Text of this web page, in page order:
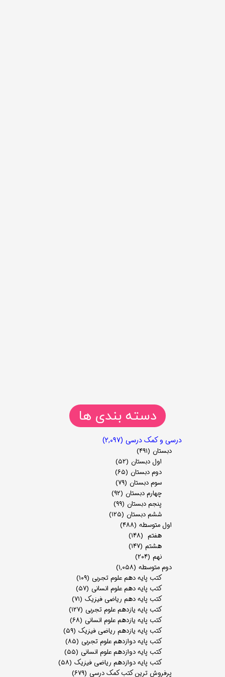
دسته بندی ها
درسی و کمک درسی (۲,۰۹۷)
دبستان (۴۹۱)
اول دبستان (۵۲)
دوم دبستان (۶۵)
سوم دبستان (۷۹)
چهارم دبستان (۹۲)
پنجم دبستان (۹۹)
ششم دبستان (۱۲۵)
اول متوسطه (۴۸۸)
هفتم (۱۴۸)
هشتم (۱۴۷)
نهم (۲۰۴)
دوم متوسطه (۱,۰۵۸)
کتب پایه دهم علوم تجربی (۱۰۹)
کتب پایه دهم علوم انسانی (۵۷)
کتب پایه دهم ریاضی فیزیک (۷۱)
کتب پایه یازدهم علوم تجربی (۱۲۷)
کتب پایه یازدهم علوم انسانی (۶۸)
کتب پایه یازدهم ریاضی فیزیک (۵۹)
کتب پایه دوازدهم علوم تجربی (۸۵)
کتب پایه دوازدهم علوم انسانی (۵۵)
کتب پایه دوازدهم ریاضی فیزیک (۵۸)
پرفروش ترین کتب کمک درسی (۶۷۹)